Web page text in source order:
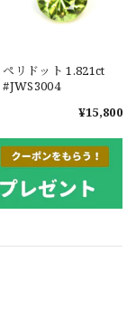
ペリドット 1.821ct
#JWS3004
¥15,800